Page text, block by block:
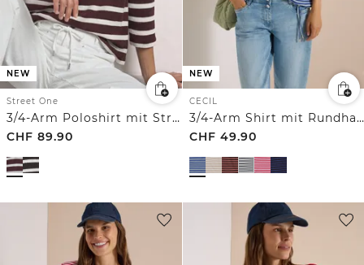
NEW
Street One
3/4-Arm Poloshirt mit Streifenmuster
CHF 89.90
NEW
CECIL
3/4-Arm Shirt mit Rundhals und Streifen
CHF 49.90